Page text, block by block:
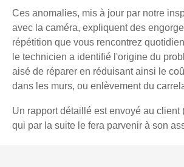
Ces anomalies, mis à jour par notre
avec la caméra, expliquent des
répétition que vous rencontrez
le technicien a identifié l'origine du
aisé de réparer en réduisant ainsi le
dans les murs, ou enlèvement du
Un rapport détaillé est envoyé au client
qui par la suite le fera parvenir à son